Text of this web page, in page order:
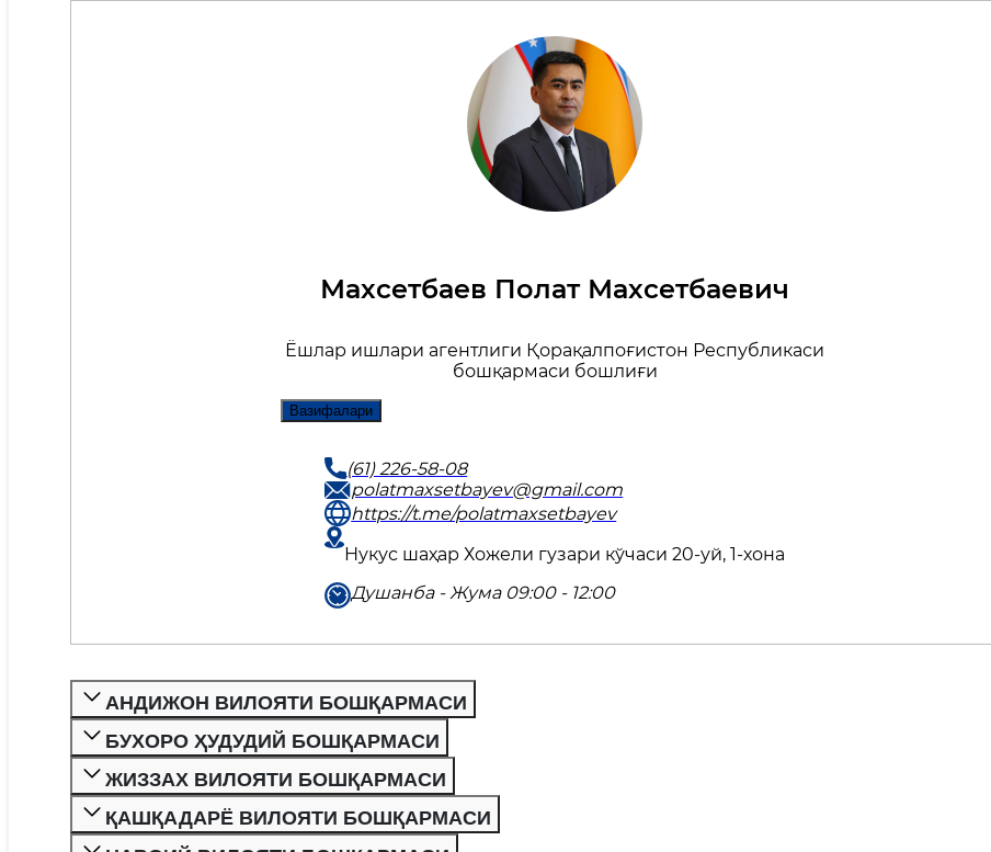
Махсетбаев Полат Махсетбаевич
Ёшлар ишлари агентлиги Қорақалпоғистон Республикаси
бошқармаси бошлиғи
Вазифалари
(61) 226-58-08
polatmaxsetbayev@gmail.com
https://t.me/polatmaxsetbayev
Нукус шаҳар Хожели гузари кўчаси 20-уй, 1-хона
Душанба - Жума 09:00 - 12:00
АНДИЖОН ВИЛОЯТИ БОШҚАРМАСИ
БУХОРО ҲУДУДИЙ БОШҚАРМАСИ
ЖИЗЗАХ ВИЛОЯТИ БОШҚАРМАСИ
ҚАШҚАДАРЁ ВИЛОЯТИ БОШҚАРМАСИ